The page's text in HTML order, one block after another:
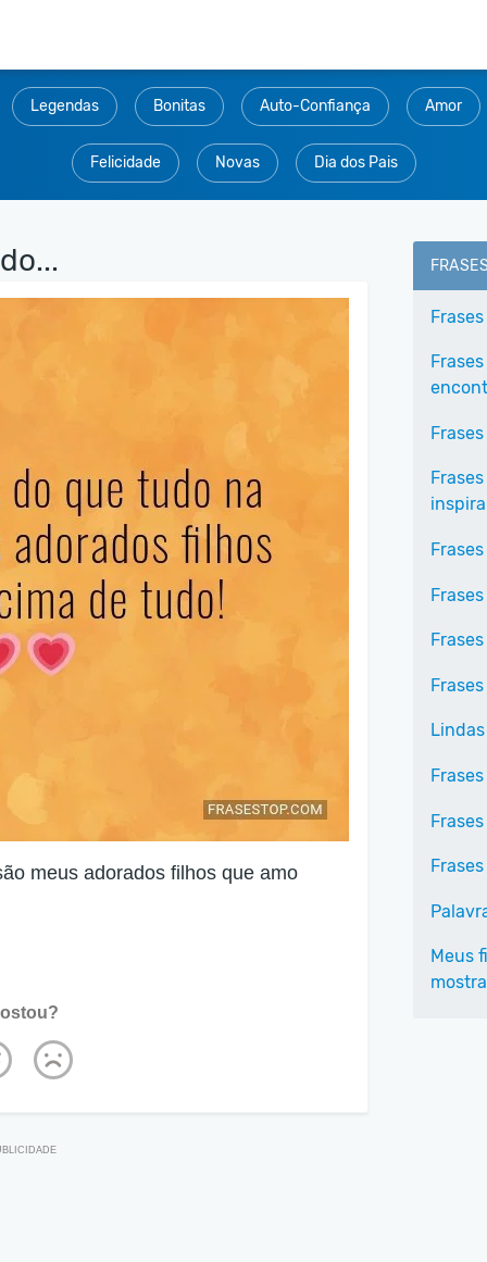
Legendas Bonitas Auto-Confiança Amor
Felicidade Novas Dia dos Pais
meus adorados filhos que amo
Meus